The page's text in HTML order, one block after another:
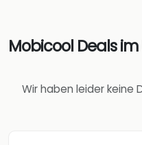
Mobicool Deals
Wir haben leider keine